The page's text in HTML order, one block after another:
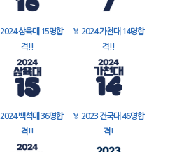
2024 삼육대 15명합
격!!
🏅 2024 가천대 14명합
격!!
2024 백석대 36명합
격!!
🏅 2023 건국대 46명합
격!